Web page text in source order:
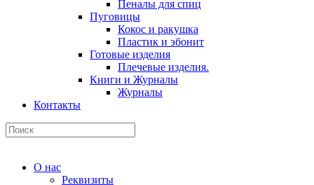
Пеналы для спиц
Пуговицы
Кокос и ракушка
Пластик и эбонит
Готовые изделия
Плечевые изделия.
Книги и Журналы
Журналы
Контакты
О нас
Реквизиты